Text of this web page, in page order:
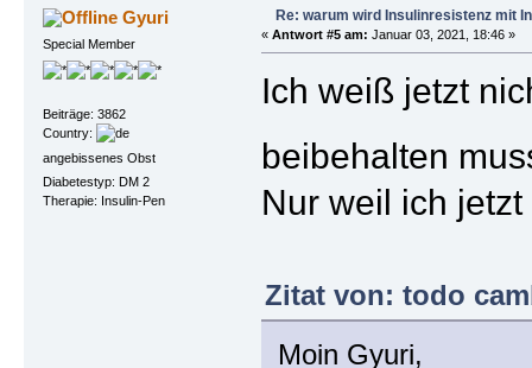
Gyuri
Special Member
Beiträge: 3862
Country:
angebissenes Obst
Diabetestyp: DM 2
Therapie: Insulin-Pen
Re: warum wird Insulinresistenz mit
« Antwort #5 am: Januar 03, 2021, 18:46 »
Ich weiß jetzt
beibehalten
Nur weil ich
Zitat von: todo
Moin Gyuri,